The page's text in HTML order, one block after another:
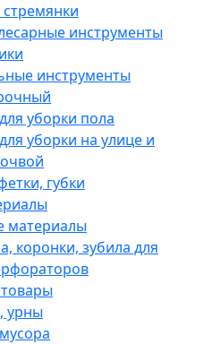
инструменты
инструменты
уборки пола
уборки на улице и
губки
материалы
коронки, зубила для
урны